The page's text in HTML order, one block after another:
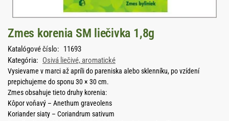
Zmes korenia SM liečivka 1,8g
Katalógové číslo: 11693
Kategória: Osivá liečivé, aromatické
Vysievame v marci až apríli do pareniska alebo sklenníku, po vzídení
prepichujeme do sponu 30 × 30 cm.
Zmes obsahuje tieto druhy korenia:
Kôpor voňavý – Anethum graveolens
Koriander siaty – Coriandrum sativum